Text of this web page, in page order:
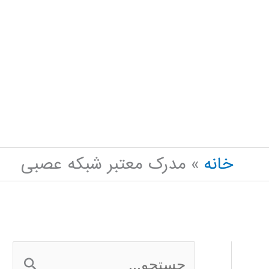
خانه
مدرک معتبر شبکه عصبی